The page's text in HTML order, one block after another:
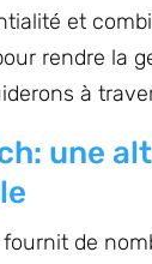
et
rendre la
à
une
de